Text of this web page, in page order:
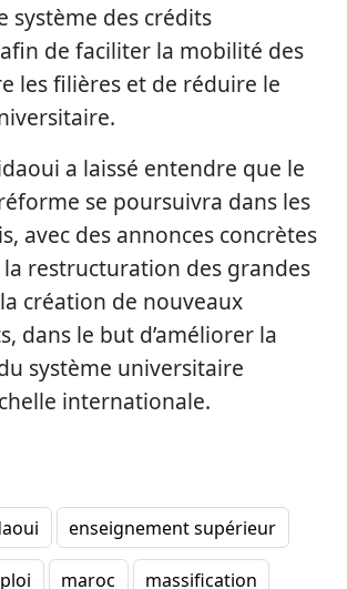
système des crédits
de faciliter la mobilité des
les filières et de réduire le
a laissé entendre que le
se poursuivra dans les
avec des annonces concrètes
restructuration des grandes
création de nouveaux
dans le but d’améliorer la
système universitaire
internationale.
enseignement supérieur
maroc massification